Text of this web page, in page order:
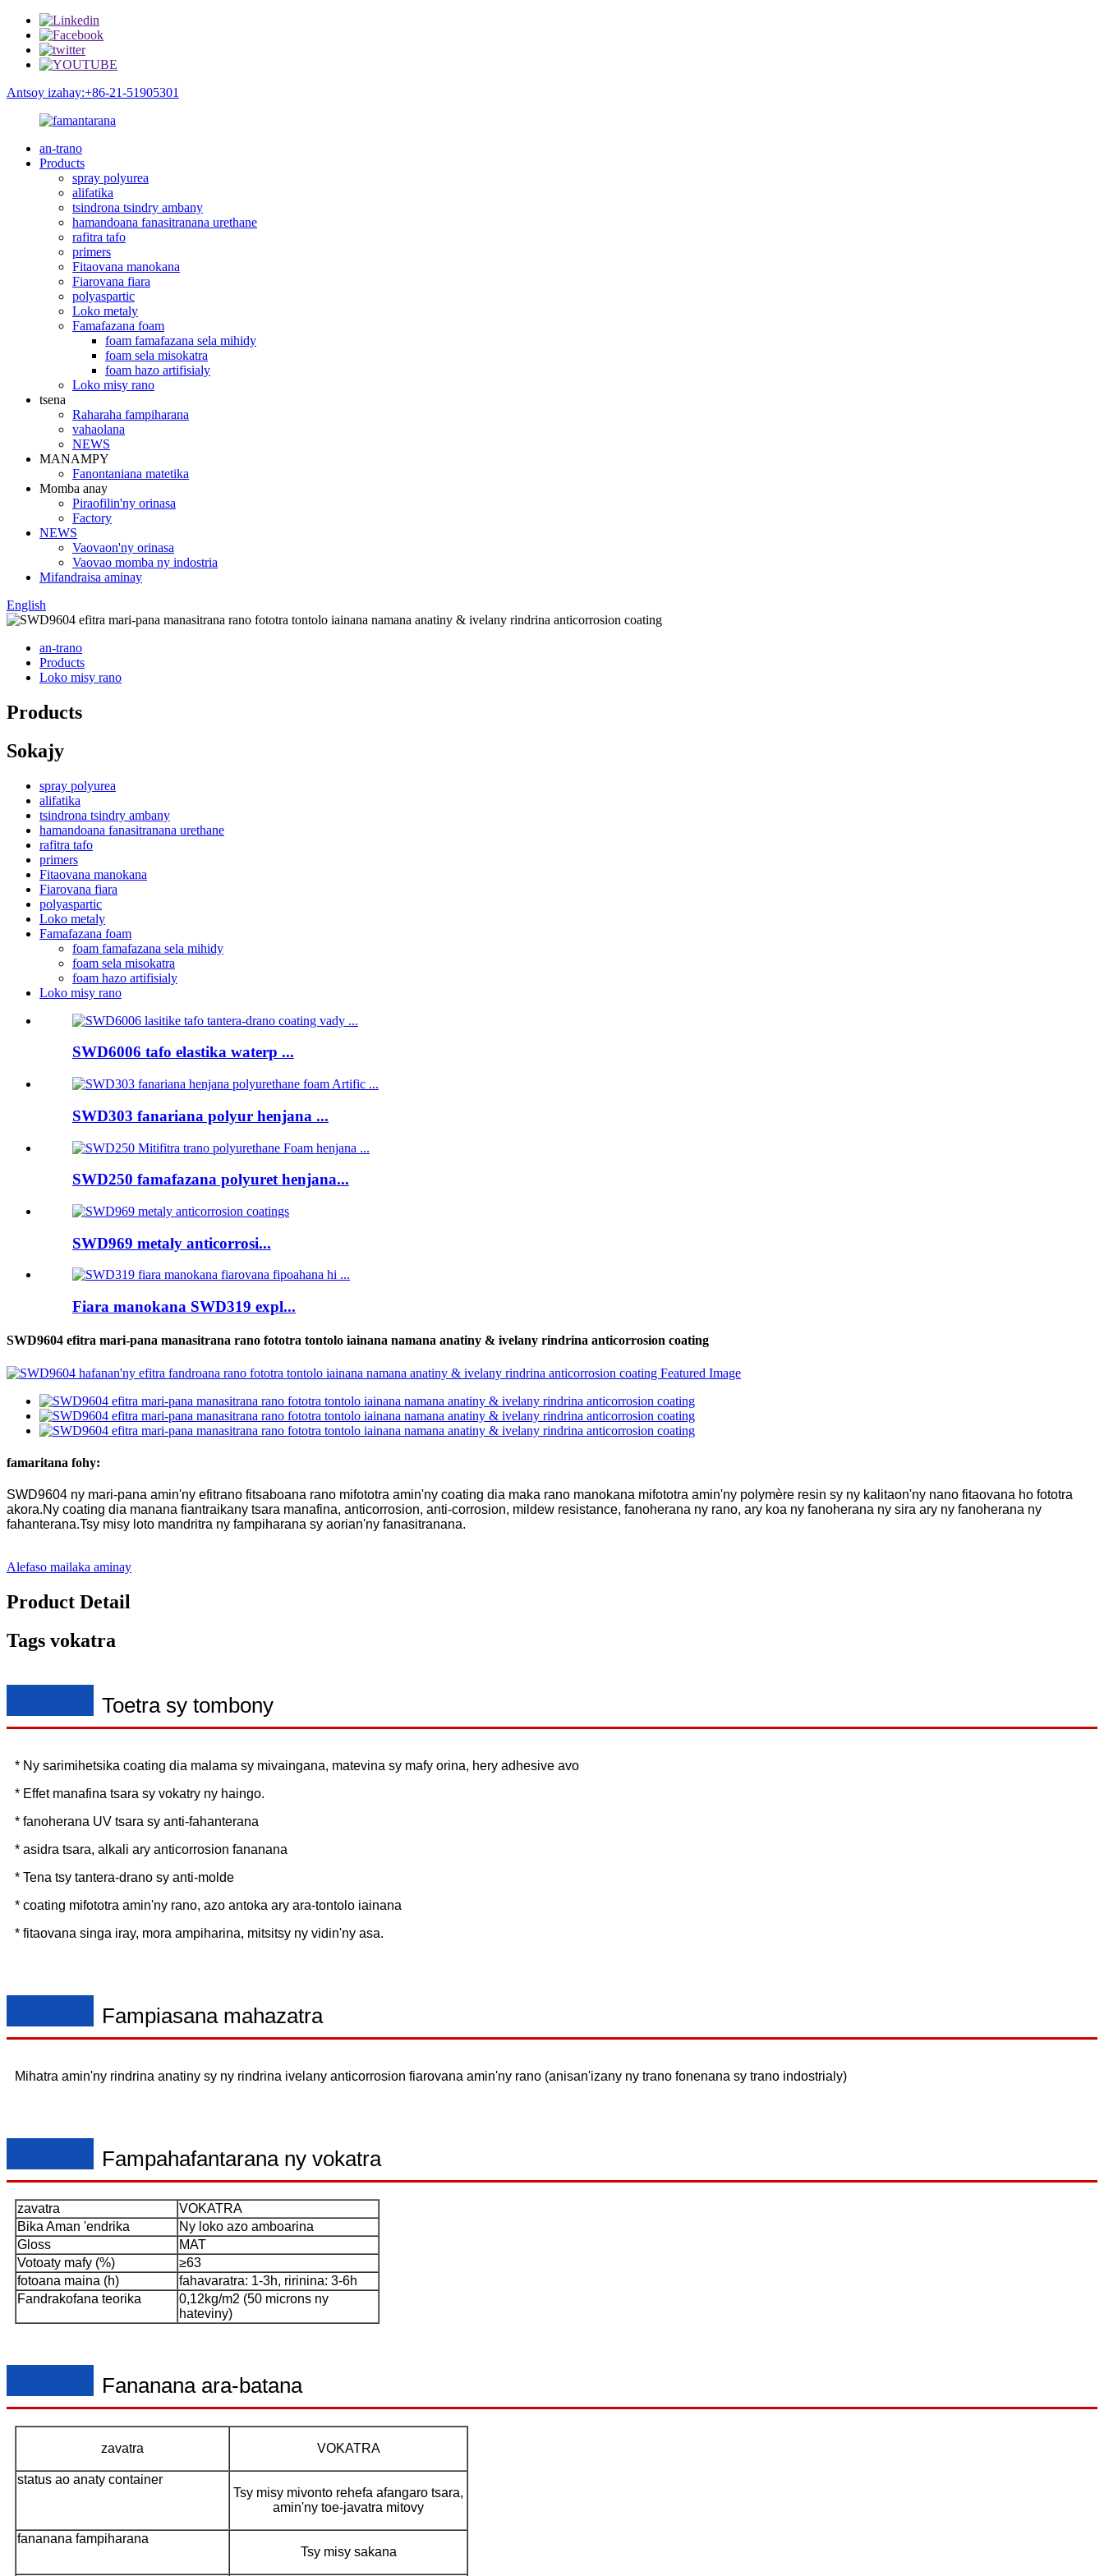
Antsoy izahay:+86-21-51905301
an-trano
Products
spray polyurea
alifatika
tsindrona tsindry ambany
hamandoana fanasitranana urethane
rafitra tafo
primers
Fitaovana manokana
Fiarovana fiara
polyaspartic
Loko metaly
Famafazana foam
foam famafazana sela mihidy
foam sela misokatra
foam hazo artifisialy
Loko misy rano
tsena
Raharaha fampiharana
vahaolana
NEWS
MANAMPY
Fanontaniana matetika
Momba anay
Piraofilin'ny orinasa
Factory
NEWS
Vaovaon'ny orinasa
Vaovao momba ny indostria
Mifandraisa aminay
English
an-trano
Products
Loko misy rano
Products
Sokajy
spray polyurea
alifatika
tsindrona tsindry ambany
hamandoana fanasitranana urethane
rafitra tafo
primers
Fitaovana manokana
Fiarovana fiara
polyaspartic
Loko metaly
Famafazana foam
foam famafazana sela mihidy
foam sela misokatra
foam hazo artifisialy
Loko misy rano
SWD6006 tafo elastika waterp ...
SWD303 fanariana polyur henjana ...
SWD250 famafazana polyuret henjana...
SWD969 metaly anticorrosi...
Fiara manokana SWD319 expl...
SWD9604 efitra mari-pana manasitrana rano fototra tontolo iainana namana anatiny & ivelany rindrina anticorrosion coating
famaritana fohy:
SWD9604 ny mari-pana amin'ny efitrano fitsaboana rano mifototra amin'ny coating dia maka rano manokana mifototra amin'ny polymère resin sy ny kalitaon'ny nano fitaovana ho fototra
akora.Ny coating dia manana fiantraikany tsara manafina, anticorrosion, anti-corrosion, mildew resistance, fanoherana ny rano, ary koa ny fanoherana ny sira ary ny fanoherana ny
fahanterana.Tsy misy loto mandritra ny fampiharana sy aorian'ny fanasitranana.
Alefaso mailaka aminay
Product Detail
Tags vokatra
Toetra sy tombony
* Ny sarimihetsika coating dia malama sy mivaingana, matevina sy mafy orina, hery adhesive avo
* Effet manafina tsara sy vokatry ny haingo.
* fanoherana UV tsara sy anti-fahanterana
* asidra tsara, alkali ary anticorrosion fananana
* Tena tsy tantera-drano sy anti-molde
* coating mifototra amin'ny rano, azo antoka ary ara-tontolo iainana
* fitaovana singa iray, mora ampiharina, mitsitsy ny vidin'ny asa.
Fampiasana mahazatra
Mihatra amin'ny rindrina anatiny sy ny rindrina ivelany anticorrosion fiarovana amin'ny rano (anisan'izany ny trano fonenana sy trano indostrialy)
Fampahafantarana ny vokatra
zavatra
VOKATRA
Bika Aman 'endrika
Ny loko azo amboarina
Gloss
MAT
Votoaty mafy (%)
≥63
fotoana maina (h)
fahavaratra: 1-3h, ririnina: 3-6h
Fandrakofana teorika
0,12kg/m2 (50 microns ny
hateviny)
Fananana ara-batana
zavatra VOKATRA
status ao anaty container
Tsy misy mivonto rehefa afangaro tsara,
amin'ny toe-javatra mitovy
fananana fampiharana
Tsy misy sakana